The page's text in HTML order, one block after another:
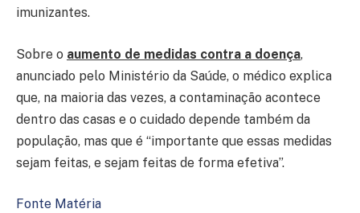
imunizantes.
Sobre o aumento de medidas contra a doença,
anunciado pelo Ministério da Saúde, o médico explica
que, na maioria das vezes, a contaminação acontece
dentro das casas e o cuidado depende também da
população, mas que é “importante que essas medidas
sejam feitas, e sejam feitas de forma efetiva”.
Fonte Matéria